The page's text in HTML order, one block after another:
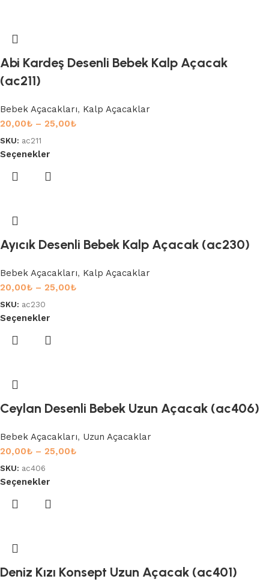
Abi Kardeş Desenli Bebek Kalp Açacak
(ac211)
Bebek Açacakları, Kalp Açacaklar
20,00₺ – 25,00₺
SKU: ac211
Seçenekler
Ayıcık Desenli Bebek Kalp Açacak (ac230)
Bebek Açacakları, Kalp Açacaklar
20,00₺ – 25,00₺
SKU: ac230
Seçenekler
Ceylan Desenli Bebek Uzun Açacak (ac406)
Bebek Açacakları, Uzun Açacaklar
20,00₺ – 25,00₺
SKU: ac406
Seçenekler
Deniz Kızı Konsept Uzun Açacak (ac401)